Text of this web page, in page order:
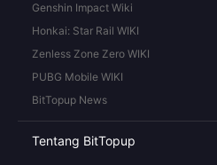
Genshin Impact Wiki
Honkai: Star Rail WIKI
Zenless Zone Zero WIKI
PUBG Mobile WIKI
BitTopup News
Tentang BitTopup